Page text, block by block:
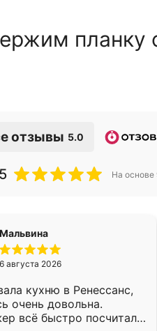
планку
отзывы 5.0
На основе
Мальвина
6 августа 2026
кухню в Ренессанс,
очень довольна.
всё быстро посчитала,